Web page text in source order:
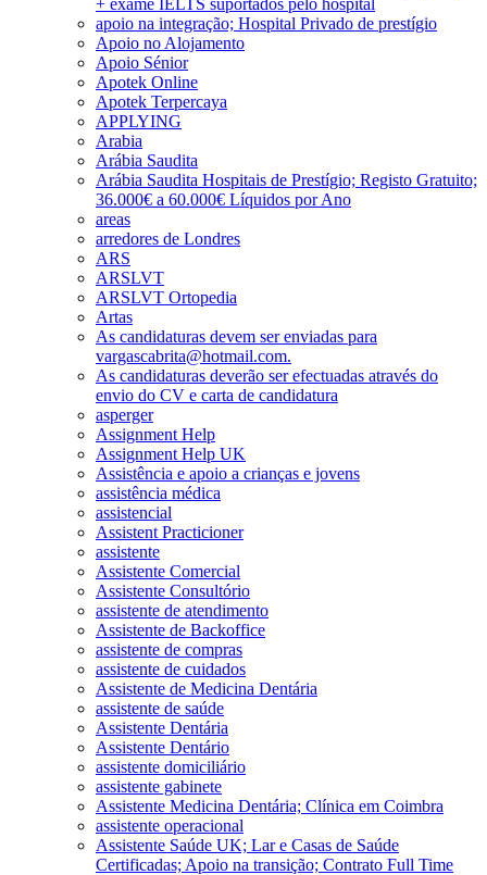
apoio na integração; Hospital Privado de prestígio
Apoio no Alojamento
Apoio Sénior
Apotek Online
Apotek Terpercaya
APPLYING
Arabia
Arábia Saudita
Arábia Saudita Hospitais de Prestígio; Registo Gratuito;
36.000€ a 60.000€ Líquidos por Ano
areas
arredores de Londres
ARS
ARSLVT
ARSLVT Ortopedia
Artas
As candidaturas devem ser enviadas para
vargascabrita@hotmail.com.
As candidaturas deverão ser efectuadas através do
envio do CV e carta de candidatura
asperger
Assignment Help
Assignment Help UK
Assistência e apoio a crianças e jovens
assistência médica
assistencial
Assistent Practicioner
assistente
Assistente Comercial
Assistente Consultório
assistente de atendimento
Assistente de Backoffice
assistente de compras
assistente de cuidados
Assistente de Medicina Dentária
assistente de saúde
Assistente Dentária
Assistente Dentário
assistente domiciliário
assistente gabinete
Assistente Medicina Dentária; Clínica em Coimbra
assistente operacional
Assistente Saúde UK; Lar e Casas de Saúde
Certificadas; Apoio na transição; Contrato Full Time